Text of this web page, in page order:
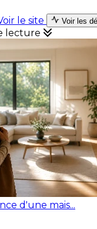
le site Voir les
lecture
d'une mais...